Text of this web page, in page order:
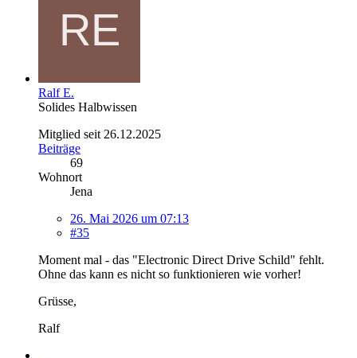
Ralf E.
Solides Halbwissen
Mitglied seit 26.12.2025
Beiträge
69
Wohnort
Jena
26. Mai 2026 um 07:13
#35
Moment mal - das "Electronic Direct Drive Schild" fehlt.
Ohne das kann es nicht so funktionieren wie vorher!
Grüsse,
Ralf